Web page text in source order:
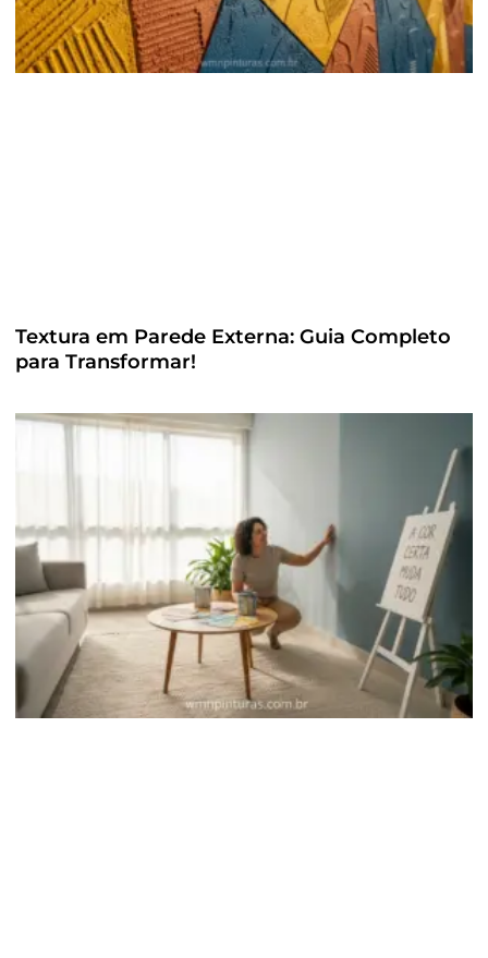
Textura em Parede Externa: Guia Completo
para Transformar!